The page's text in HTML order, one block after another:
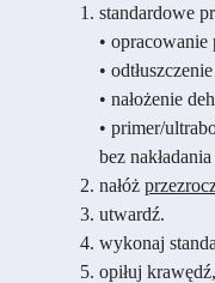
standardowe
•
•
• nałożenie
• primer/
bez
nałóż
utwardź.
wykonaj
opiłuj